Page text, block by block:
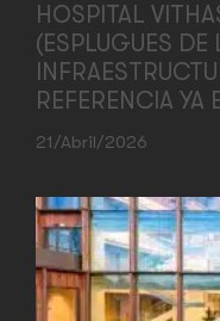
HOSPITAL
(ESPLUGUES DE
REFERENCIA
21/abril/2026